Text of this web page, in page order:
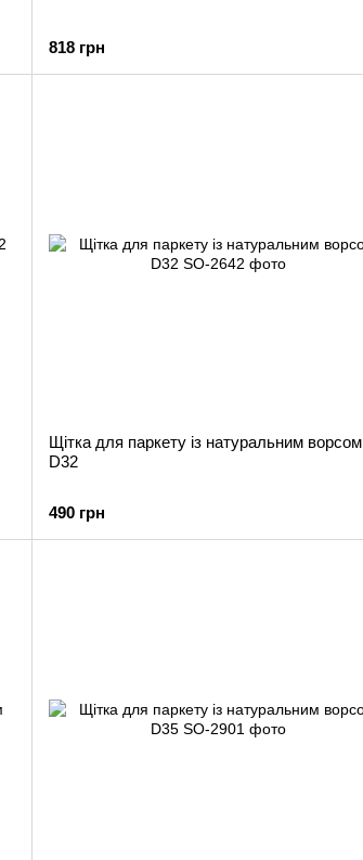
818 грн
Щітка для паркету із натуральним ворсом
D32
490 грн